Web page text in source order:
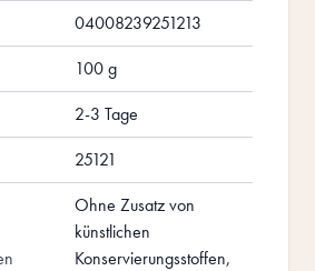
04008239251213
100 g
2-3 Tage
25121
Ohne Zusatz von
künstlichen
Konservierungsstoffen,